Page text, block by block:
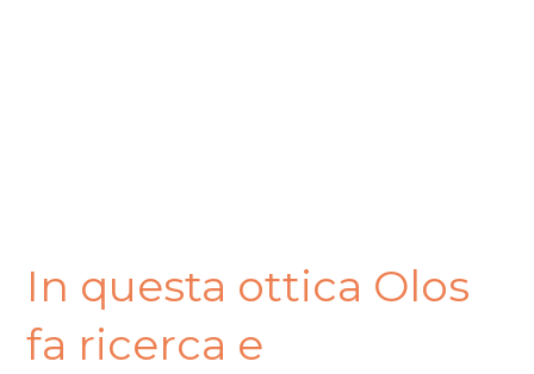
In questa ottica Olos
fa ricerca e